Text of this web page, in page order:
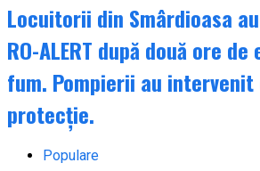
Locuitorii din Smârdioasa
RO-ALERT după două ore
fum. Pompierii au intervenit
protecție.
Populare